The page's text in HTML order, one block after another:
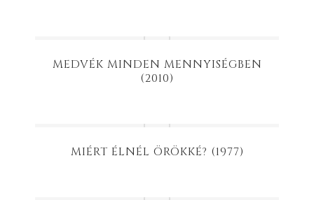
MEDVÉK MINDEN MENNYISÉGBEN
(2010)
MIÉRT ÉLNÉL ÖRÖKKÉ? (1977)